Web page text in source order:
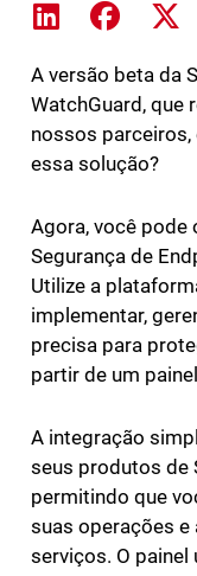
Share onShare
A versão beta da
WatchGuard, que
nossos
essa solução?
Agora, você pode
Segurança de
Utilize a
implementar,
precisa para
partir de um
A integração
seus produtos de
permitindo que
suas operações e
serviços. O painel